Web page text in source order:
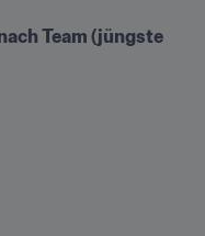
Team (jüngste